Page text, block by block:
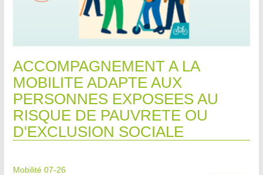
ACCOMPAGNEMENT A LA
MOBILITE ADAPTE AUX
PERSONNES EXPOSEES AU
RISQUE DE PAUVRETE OU
D'EXCLUSION SOCIALE
Mobilité 07-26